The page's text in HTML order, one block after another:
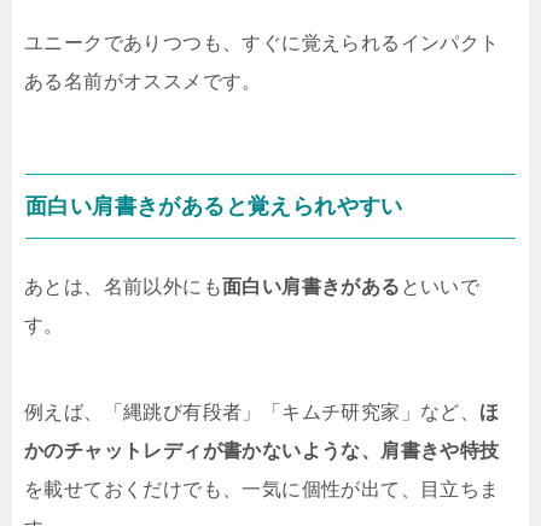
ユニークでありつつも、すぐに覚えられるインパクト
ある名前がオススメです。
面白い肩書きがあると覚えられやすい
あとは、名前以外にも面白い肩書きがある といいで
す。
例えば、「縄跳び有段者」「キムチ研究家」など、 ほ
かのチャットレディが書かないような、肩書きや特技
を載せておくだけでも、一気に個性が出て、目立ちま